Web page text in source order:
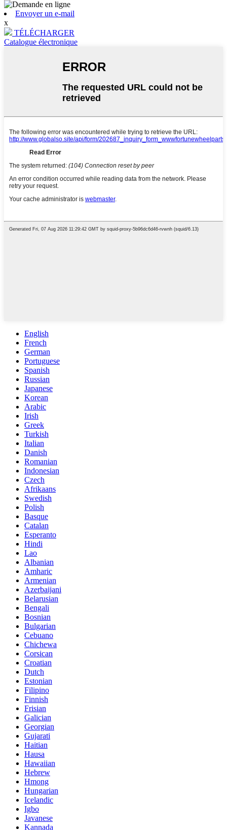
Envoyer un e-mail
x
TÉLÉCHARGER
Catalogue électronique
English
French
German
Portuguese
Spanish
Russian
Japanese
Korean
Arabic
Irish
Greek
Turkish
Italian
Danish
Romanian
Indonesian
Czech
Afrikaans
Swedish
Polish
Basque
Catalan
Esperanto
Hindi
Lao
Albanian
Amharic
Armenian
Azerbaijani
Belarusian
Bengali
Bosnian
Bulgarian
Cebuano
Chichewa
Corsican
Croatian
Dutch
Estonian
Filipino
Finnish
Frisian
Galician
Georgian
Gujarati
Haitian
Hausa
Hawaiian
Hebrew
Hmong
Hungarian
Icelandic
Igbo
Javanese
Kannada